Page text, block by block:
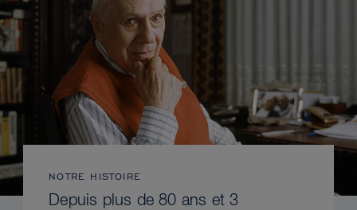
NOTRE HISTOIRE
Depuis plus de 80 ans et 3